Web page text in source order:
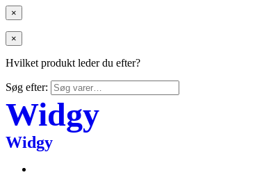
×
×
Hvilket produkt leder du efter?
Søg efter:
Widgy
Widgy